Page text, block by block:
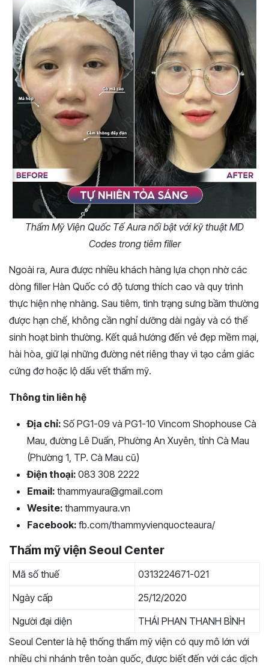
Thẩm Mỹ Viện Quốc Tế Aura nổi bật với kỹ thuật MD
Codes trong tiêm filler
Ngoài ra, Aura được nhiều khách hàng lựa chọn nhờ các
dòng filler Hàn Quốc có độ tương thích cao và quy trình
thực hiện nhẹ nhàng. Sau tiêm, tình trạng sưng bầm thường
được hạn chế, không cần nghỉ dưỡng dài ngày và có thể
sinh hoạt bình thường. Kết quả hướng đến vẻ đẹp mềm mại,
hài hòa, giữ lại những đường nét riêng thay vì tạo cảm giác
cứng đơ hoặc lộ dấu vết thẩm mỹ.
Thông tin liên hệ
Địa chỉ: Số PG1-09 và PG1-10 Vincom Shophouse Cà
Mau, đường Lê Duẩn, Phường An Xuyên, tỉnh Cà Mau
(Phường 1, TP. Cà Mau cũ)
Điện thoại: 083 308 2222
Email: thammyaura@gmail.com
Wesite: thammyaura.vn
Facebook: fb.com/thammyvienquocteaura/
Thẩm mỹ viện Seoul Center
Mã số thuế
0313224671-021
Ngày cấp
25/12/2020
Người đại diện
THÁI PHAN THANH BÌNH
Seoul Center là hệ thống thẩm mỹ viện có quy mô lớn với
nhiều chi nhánh trên toàn quốc, được biết đến với các dịch